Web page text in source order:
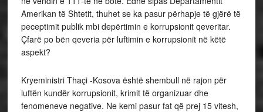
Amerikan të Shtetit, thuhet se ka pasur përhapje të gjërë të
peceptimit publik mbi depërtimin e korrupsionit qeveritar.
Çfarë po bën qeveria për luftimin e korrupsionit në këtë
aspekt?
Kryeministri Thaçi -Kosova është shembull në rajon për
luftën kundër korrupsionit, krimit të organizuar dhe
fenomeneve negative. Ne kemi pasur fat që prej 15 vitesh,